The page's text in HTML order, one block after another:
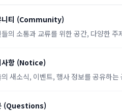
티 (Community)
의 소통과 교류를 위한 공간, 다양한 주
항 (Notice)
의 새소식, 이벤트, 행사 정보를 공유하는
(Questions)